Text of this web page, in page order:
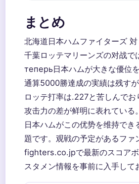
まとめ
北海道日本ハムファイターズ 対
千葉ロッテマリーンズの对战で
теперь日本ハムが大きな優位
通算5000勝達成の実績は残すが
ロッテ打率は.227と苦しんでお
攻击力の差が鲜明に表れている。
日本ハムがこの优势を维持で
題です。观戦の予定があるファ
fighters.co.jpで最新のスコアボ
スタメン情報を事前に入手して